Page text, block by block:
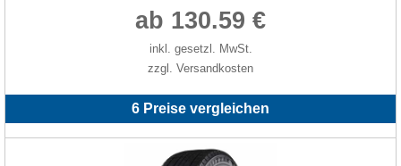
ab 130.59 €
inkl. gesetzl. MwSt.
zzgl. Versandkosten
6 Preise vergleichen